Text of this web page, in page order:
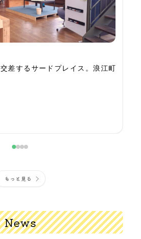
差するサードプレイス。浪江町
もっと見る
News